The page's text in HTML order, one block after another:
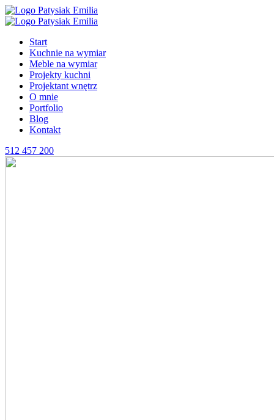
Start
Kuchnie na wymiar
Meble na wymiar
Projekty kuchni
Projektant wnętrz
O mnie
Portfolio
Blog
Kontakt
512 457 200